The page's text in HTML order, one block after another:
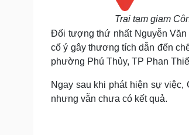
Trại tạm giam
Đối tượng thứ nhất Nguyễn Văn
cố ý gây thương tích dẫn đến
phường Phú Thủy, TP Phan
Ngay sau khi phát hiện sự
nhưng vẫn chưa có kết quả.